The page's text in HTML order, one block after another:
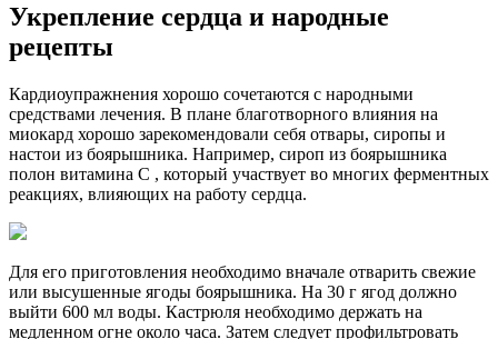
Укрепление сердца и народные
рецепты
Кардиоупражнения хорошо сочетаются с народными
средствами лечения. В плане благотворного влияния на
миокард хорошо зарекомендовали себя отвары, сиропы и
настои из боярышника. Например, сироп из боярышника
полон витамина C , который участвует во многих ферментных
реакциях, влияющих на работу сердца.
Для его приготовления необходимо вначале отварить свежие
или высушенные ягоды боярышника. На 30 г ягод должно
выйти 600 мл воды. Кастрюля необходимо держать на
медленном огне около часа. Затем следует профильтровать